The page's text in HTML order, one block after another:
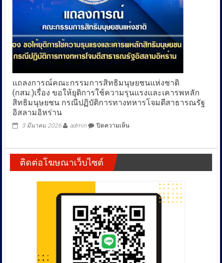
แถลงการณ์คณะกรรมการสิทธิมนุษยชนแห่งชาติ
(กสม.)เรื่อง ขอให้ยุติการใช้ความรุนแรงและเคารพหลัก
สิทธิมนุษยชน กรณีปฏิบัติการทางทหารโจมตีสาธารณรัฐ
อิสลามอิหร่าน
3 มีนาคม 2026 admin ปิดความเห็นบน
ชาติ
(กสม.)เรื่อง
ให้
ยุติ
การ
ใช้
ความ
ติดต่อโฆษณาเว็บไซต์